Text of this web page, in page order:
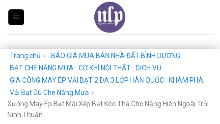
Trang chủ ›
BÁO GIÁ MUA BÁN NHÀ ĐẤT BÌNH DƯƠNG
BẠT CHE NẮNG MƯA
CƠ KHÍ NỘI THẤT
DỊCH VỤ
GIA CÔNG MAY ÉP VẢI BẠT 2 DA 3 LỚP HÀN QUỐC
KHÁM PHÁ
Vải Bạt Dù Che Nắng Mưa ›
Xưởng May Ép Bạt Mái Xếp Bạt Kéo Thả Che Nắng Hiên Ngoài Trời
Ninh Thuận